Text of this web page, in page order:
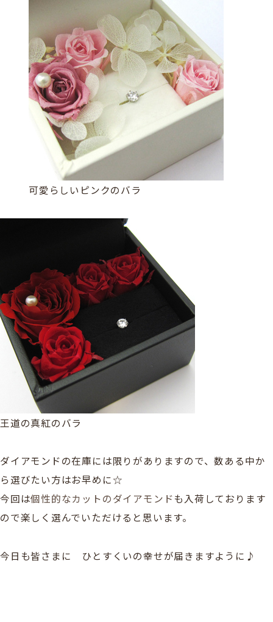
可愛らしいピンクのバラ
王道の真紅のバラ
ダイアモンドの在庫には限りがありますので、数ある中か
ら選びたい方はお早めに☆
今回は個性的なカットのダイアモンドも入荷しております
ので楽しく選んでいただけると思います。
今日も皆さまに ひとすくいの幸せが届きますように♪